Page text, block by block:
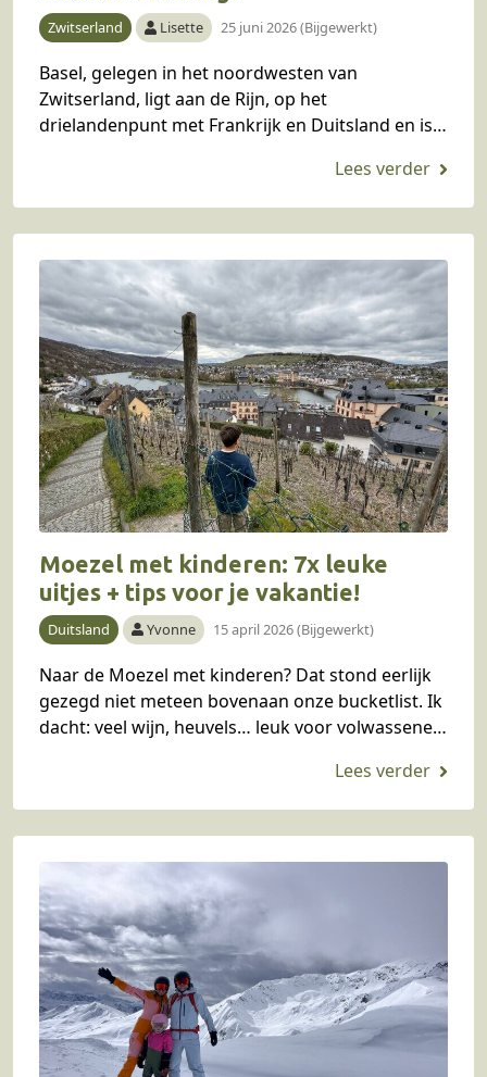
Zwitserland Lisette 25 juni 2026 (Bijgewerkt)
Basel, gelegen in het noordwesten van
Zwitserland, ligt aan de Rijn, op het
drielandenpunt met Frankrijk en Duitsland en is
Moezel met kinderen: 7x leuke
uitjes + tips voor je vakantie!
Duitsland Yvonne 15 april 2026 (Bijgewerkt)
Naar de Moezel met kinderen? Dat stond eerlijk
gezegd niet meteen bovenaan onze bucketlist. Ik
dacht: veel wijn, heuvels… leuk voor volwassenen,